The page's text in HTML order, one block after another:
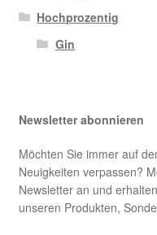
Hochprozentig
Gin
Newsletter abonnieren
Möchten Sie immer auf
Neuigkeiten verpassen?
Newsletter an und
unseren Produkten,